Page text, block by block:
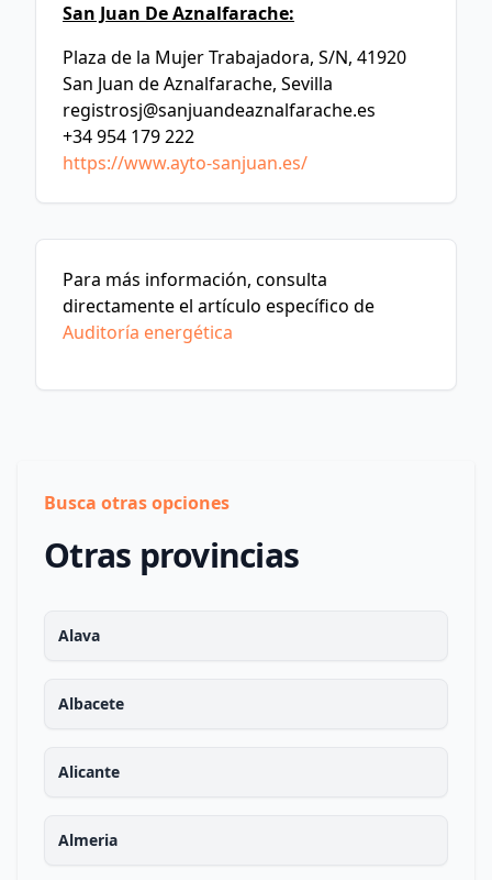
San Juan De Aznalfarache:
Plaza de la Mujer Trabajadora, S/N, 41920
San Juan de Aznalfarache, Sevilla
registrosj@sanjuandeaznalfarache.es
+34 954 179 222
https://www.ayto-sanjuan.es/
Para más información, consulta
directamente el artículo específico de
Auditoría energética
Busca otras opciones
Otras provincias
Alava
Albacete
Alicante
Almeria